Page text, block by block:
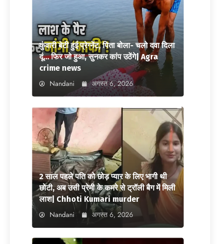
कुंवारी बेटी हुई प्रेग्नेंट, पिता बोला- चलो दवा दिला
दूं… फिर जो हुआ, सुनकर कांप उठेंगे| Agra
crime news
Nandani अगस्त 6, 2026
2 साल पहले पति को छोड़ प्यार के लिए भागी थी
छोटी, अब उसी प्रेमी के कमरे से ट्रॉली बैग में मिली
लाश| Chhoti Kumari murder
Nandani अगस्त 6, 2026